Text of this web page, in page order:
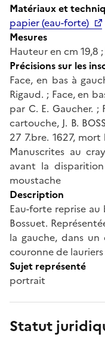
Matériaux et
papier (eau-forte)
Mesures
Hauteur en cm 19,8
Précisions sur les
Face, en bas à
Rigaud. ; Face, en
par C. E. Gaucher.
cartouche, J. B.
27 7.bre. 1627, mort
Manuscrites au
avant la
moustache
Description
Eau-forte reprise
Bossuet.
la gauche, dans
couronne de
Sujet représenté
portrait
Statut